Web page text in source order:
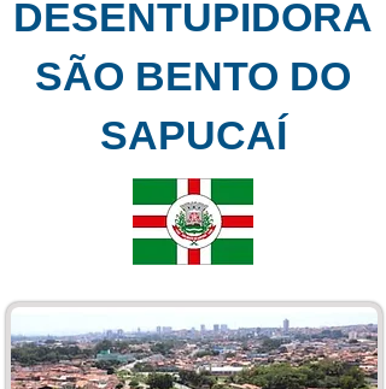
DESENTUPIDORA
SÃO BENTO DO
SAPUCAÍ